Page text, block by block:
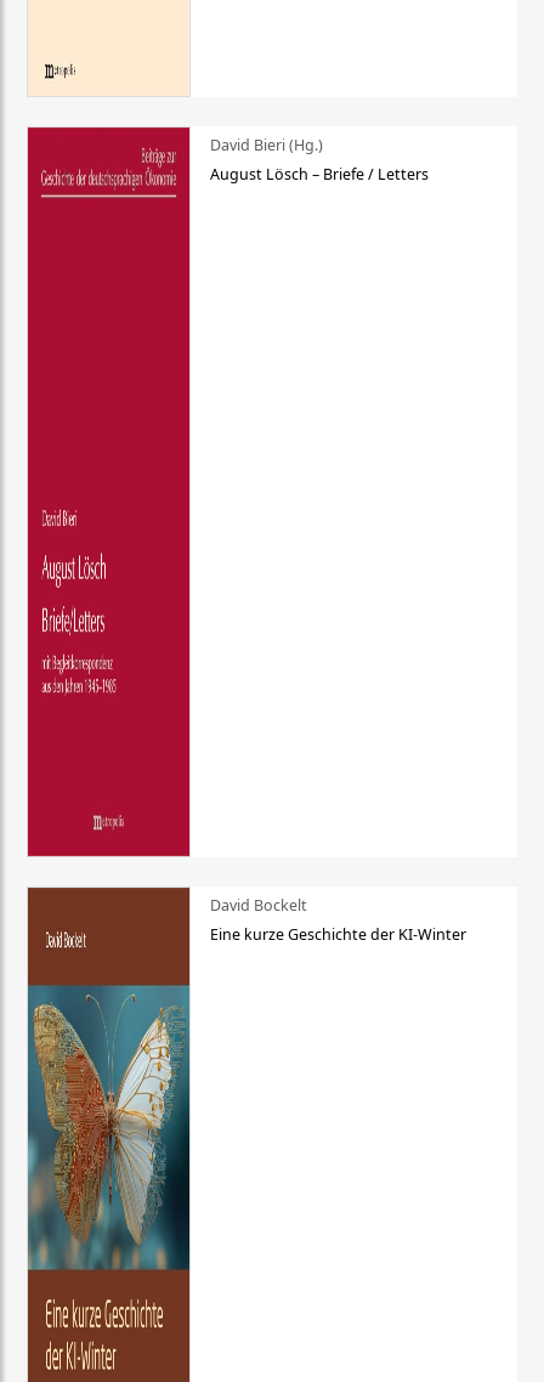
David Bieri (Hg.)
August Lösch – Briefe / Letters
David Bockelt
Eine kurze Geschichte der KI-Winter